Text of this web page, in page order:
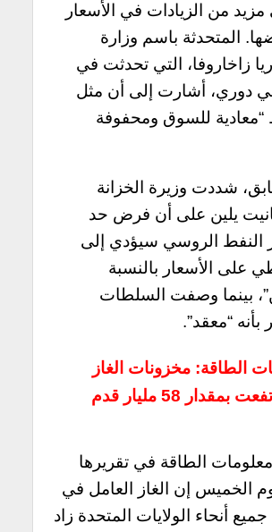
مزيد من الزيادات في الأسعار
المتحدثة باسم وزارة
زاخاروفا، التي تحدثت في
دوري، أشارت إلى أن مثل
للسوق ومحفوفة
شددت وزيرة الخزانة
جانيت يلين على أن فرض حد
النفط الروسي سيؤدي إلى
على الأسعار بالنسبة
بينما وصفت السلطات
بأنه “معقد”.
الطاقة: مخزونات الغاز
الأمريكية ارتفعت بمقدار 58 مليار قدم
الطاقة في تقريرها
الخميس إن الغاز العامل في
أنحاء الولايات المتحدة زاد